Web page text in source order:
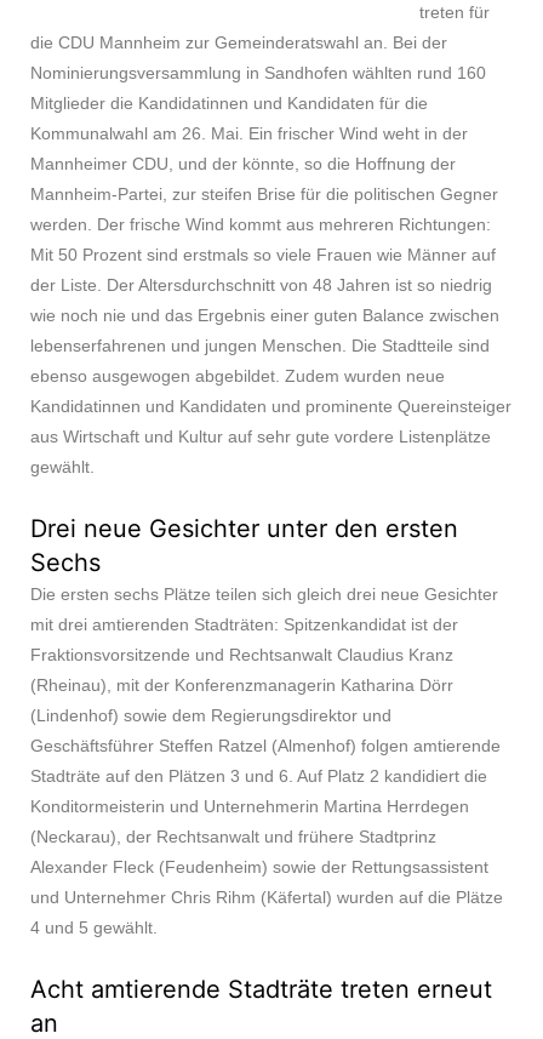
treten für
die CDU Mannheim zur Gemeinderatswahl an. Bei der
Nominierungsversammlung in Sandhofen wählten rund 160
Mitglieder die Kandidatinnen und Kandidaten für die
Kommunalwahl am 26. Mai. Ein frischer Wind weht in der
Mannheimer CDU, und der könnte, so die Hoffnung der
Mannheim-Partei, zur steifen Brise für die politischen Gegner
werden. Der frische Wind kommt aus mehreren Richtungen:
Mit 50 Prozent sind erstmals so viele Frauen wie Männer auf
der Liste. Der Altersdurchschnitt von 48 Jahren ist so niedrig
wie noch nie und das Ergebnis einer guten Balance zwischen
lebenserfahrenen und jungen Menschen. Die Stadtteile sind
ebenso ausgewogen abgebildet. Zudem wurden neue
Kandidatinnen und Kandidaten und prominente Quereinsteiger
aus Wirtschaft und Kultur auf sehr gute vordere Listenplätze
gewählt.
Drei neue Gesichter unter den ersten
Sechs
Die ersten sechs Plätze teilen sich gleich drei neue Gesichter
mit drei amtierenden Stadträten: Spitzenkandidat ist der
Fraktionsvorsitzende und Rechtsanwalt Claudius Kranz
(Rheinau), mit der Konferenzmanagerin Katharina Dörr
(Lindenhof) sowie dem Regierungsdirektor und
Geschäftsführer Steffen Ratzel (Almenhof) folgen amtierende
Stadträte auf den Plätzen 3 und 6. Auf Platz 2 kandidiert die
Konditormeisterin und Unternehmerin Martina Herrdegen
(Neckarau), der Rechtsanwalt und frühere Stadtprinz
Alexander Fleck (Feudenheim) sowie der Rettungsassistent
und Unternehmer Chris Rihm (Käfertal) wurden auf die Plätze
4 und 5 gewählt.
Acht amtierende Stadträte treten erneut
an